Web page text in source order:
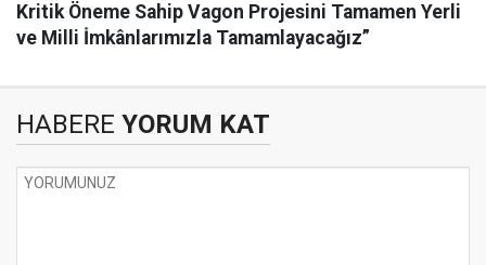
Kritik Öneme Sahip Vagon Projesini Tamamen Yerli
ve Milli İmkânlarımızla Tamamlayacağız”
HABERE YORUM KAT